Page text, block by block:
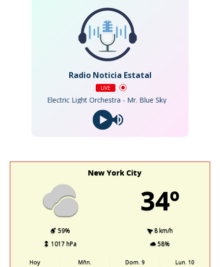
Radio Noticia Estatal
LIVE
Electric Light Orchestra - Mr. Blue Sky
New York City
34º
59%
8 km/h
1017 hPa
58%
Hoy
Mñn.
Dom. 9
Lun. 10